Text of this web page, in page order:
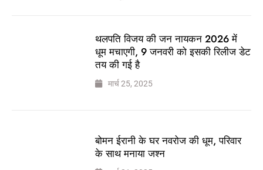
थलपति विजय की जन नायकन 2026 में
धूम मचाएगी, 9 जनवरी को इसकी रिलीज डेट
तय की गई है
मार्च 25, 2025
बोमन ईरानी के घर नवरोज की धूम, परिवार
के साथ मनाया जश्न